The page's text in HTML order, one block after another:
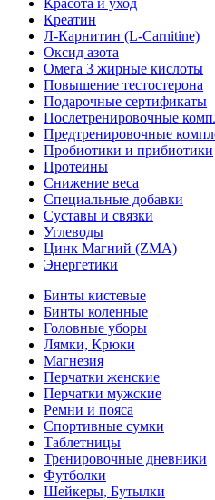
Красота и уход
Креатин
Л-Карнитин (L-Сarnitine)
Оксид азота
Омега 3 жирные кислоты
Повышение тестостерона
Подарочные сертификаты
Послетренировочные
Предтренировочные
Пробиотики и прибиотики
Протеины
Снижение веса
Специальные добавки
Суставы и связки
Углеводы
Цинк Магний (ZMA)
Энергетики
Бинты кистевые
Бинты коленные
Головные уборы
Лямки, Крюки
Магнезия
Перчатки женские
Перчатки мужские
Ремни и пояса
Спортивные сумки
Таблетницы
Тренировочные дневники
Футболки
Шейкеры, Бутылки